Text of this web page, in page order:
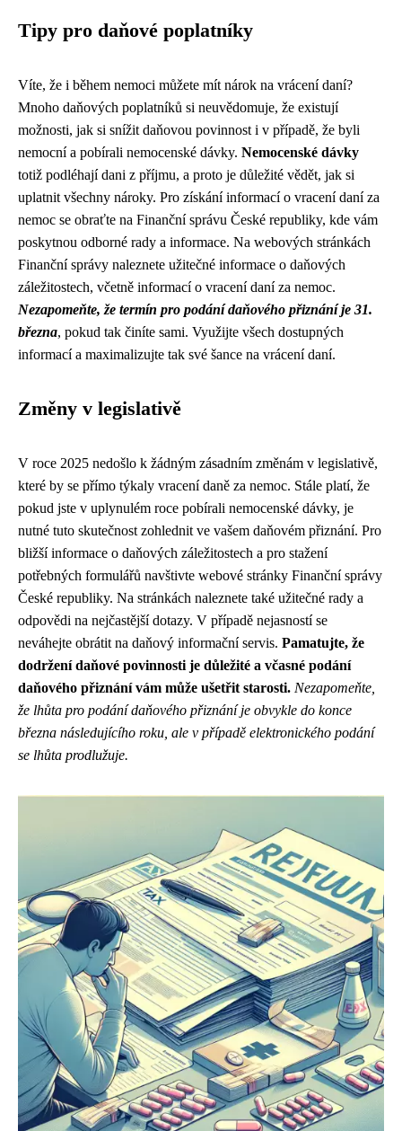
Tipy pro daňové poplatníky
Víte, že i během nemoci můžete mít nárok na vrácení daní?
Mnoho daňových poplatníků si neuvědomuje, že existují
možnosti, jak si snížit daňovou povinnost i v případě, že byli
nemocní a pobírali nemocenské dávky. Nemocenské dávky
totiž podléhají dani z příjmu, a proto je důležité vědět, jak si
uplatnit všechny nároky. Pro získání informací o vracení daní za
nemoc se obraťte na Finanční správu České republiky, kde vám
poskytnou odborné rady a informace. Na webových stránkách
Finanční správy naleznete užitečné informace o daňových
záležitostech, včetně informací o vracení daní za nemoc.
Nezapomeňte, že termín pro podání daňového přiznání je 31.
března, pokud tak činíte sami. Využijte všech dostupných
informací a maximalizujte tak své šance na vrácení daní.
Změny v legislativě
V roce 2025 nedošlo k žádným zásadním změnám v legislativě,
které by se přímo týkaly vracení daně za nemoc. Stále platí, že
pokud jste v uplynulém roce pobírali nemocenské dávky, je
nutné tuto skutečnost zohlednit ve vašem daňovém přiznání. Pro
bližší informace o daňových záležitostech a pro stažení
potřebných formulářů navštivte webové stránky Finanční správy
České republiky. Na stránkách naleznete také užitečné rady a
odpovědi na nejčastější dotazy. V případě nejasností se
neváhejte obrátit na daňový informační servis. Pamatujte, že
dodržení daňové povinnosti je důležité a včasné podání
daňového přiznání vám může ušetřit starosti. Nezapomeňte,
že lhůta pro podání daňového přiznání je obvykle do konce
března následujícího roku, ale v případě elektronického podání
se lhůta prodlužuje.